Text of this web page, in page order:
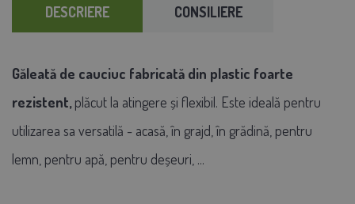
DESCRIERE CONSILIERE
Găleată de cauciuc fabricată din plastic foarte
rezistent, plăcut la atingere și flexibil. Este ideală pentru
utilizarea sa versatilă - acasă, în grajd, în grădină, pentru
lemn, pentru apă, pentru deșeuri, ...